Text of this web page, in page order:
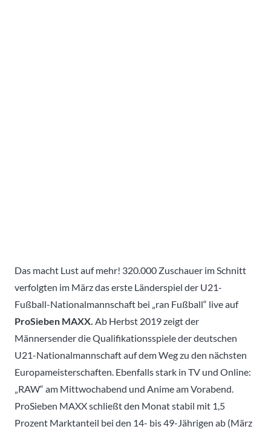
Das macht Lust auf mehr! 320.000 Zuschauer im Schnitt
verfolgten im März das erste Länderspiel der U21-
Fußball-Nationalmannschaft bei „ran Fußball“ live auf
ProSieben MAXX. Ab Herbst 2019 zeigt der
Männersender die Qualifikationsspiele der deutschen
U21-Nationalmannschaft auf dem Weg zu den nächsten
Europameisterschaften. Ebenfalls stark in TV und Online:
„RAW“ am Mittwochabend und Anime am Vorabend.
ProSieben MAXX schließt den Monat stabil mit 1,5
Prozent Marktanteil bei den 14- bis 49-Jährigen ab (März